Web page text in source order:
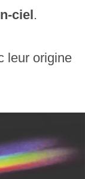
ciel .
leur origine